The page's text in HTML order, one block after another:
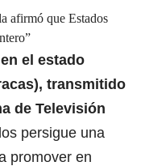
afirmó que Estados
el estado
transmitido
de Televisión
persigue una
promover en